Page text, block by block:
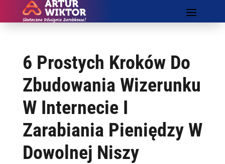
6 Prostych Kroków Do
Zbudowania Wizerunku
W Internecie I
Zarabiania Pieniędzy W
Dowolnej Niszy